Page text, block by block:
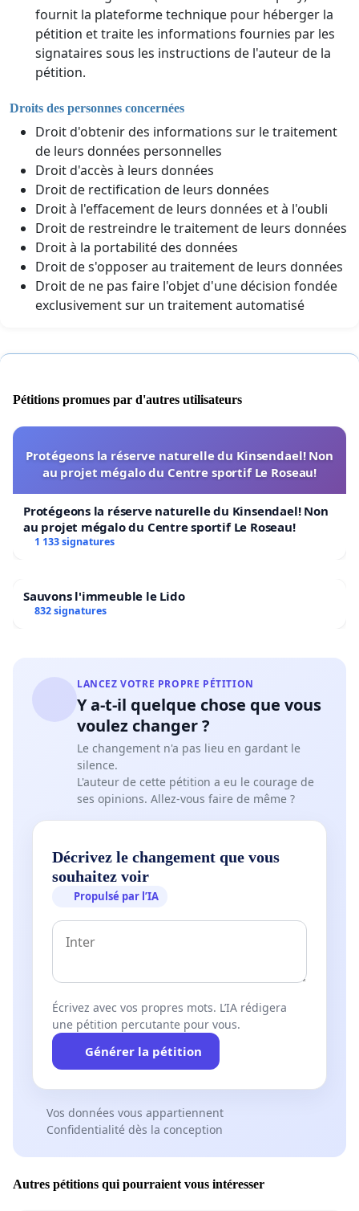
fournit la plateforme technique pour héberger la
pétition et traite les informations fournies par les
signataires sous les instructions de l'auteur de la
pétition.
Droits des personnes concernées
Droit d'obtenir des informations sur le traitement
de leurs données personnelles
Droit d'accès à leurs données
Droit de rectification de leurs données
Droit à l'effacement de leurs données et à l'oubli
Droit de restreindre le traitement de leurs données
Droit à la portabilité des données
Droit de s'opposer au traitement de leurs données
Droit de ne pas faire l'objet d'une décision fondée
exclusivement sur un traitement automatisé
Pétitions promues par d'autres utilisateurs
Protégeons la réserve naturelle du Kinsendael! Non
au projet mégalo du Centre sportif Le Roseau!
Protégeons la réserve naturelle du Kinsendael! Non
au projet mégalo du Centre sportif Le Roseau!
1 133 signatures
Sauvons l'immeuble le Lido
832 signatures
LANCEZ VOTRE PROPRE PÉTITION
Y a-t-il quelque chose que vous
voulez changer ?
Le changement n'a pas lieu en gardant le
silence.
L'auteur de cette pétition a eu le courage de
ses opinions. Allez-vous faire de même ?
Décrivez le changement que vous
souhaitez voir
Propulsé par l’IA
Écrivez avec vos propres mots. L’IA rédigera
une pétition percutante pour vous.
Générer la pétition
Vos données vous appartiennent
Confidentialité dès la conception
Autres pétitions qui pourraient vous intéresser